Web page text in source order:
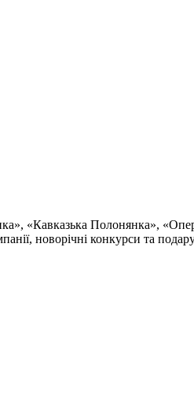
«Кавказька Полонянка»,
новорічні конкурси та